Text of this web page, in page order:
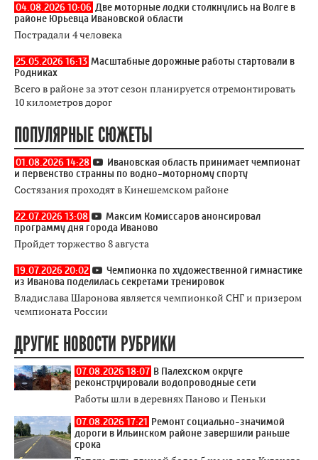
04.08.2026 10:06 Две моторные лодки столкнулись на Волге в
районе Юрьевца Ивановской области
Пострадали 4 человека
25.05.2026 16:13 Масштабные дорожные работы стартовали в
Родниках
Всего в районе за этот сезон планируется отремонтировать
10 километров дорог
ПОПУЛЯРНЫЕ СЮЖЕТЫ
01.08.2026 14:28
Ивановская область принимает чемпионат
и первенство странны по водно-моторному спорту
Состязания проходят в Кинешемском районе
22.07.2026 13:08
Максим Комиссаров анонсировал
программу дня города Иваново
Пройдет торжество 8 августа
19.07.2026 20:02
Чемпионка по художественной гимнастике
из Иванова поделилась секретами тренировок
Владислава Шаронова является чемпионкой СНГ и призером
чемпионата России
ДРУГИЕ НОВОСТИ РУБРИКИ
07.08.2026 18:07 В Палехском округе
реконструировали водопроводные сети
Работы шли в деревнях Паново и Пеньки
07.08.2026 17:21 Ремонт социально-значимой
дороги в Ильинском районе завершили раньше
срока